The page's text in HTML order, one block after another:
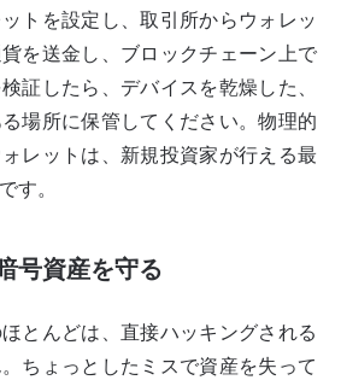
トを設定し、取引所からウォレッ
を送金し、ブロックチェーン上で
証したら、デバイスを乾燥した、
場所に保管してください。物理的
レットは、新規投資家が行える最
す。
号資産を守る
とんどは、直接ハッキングされる
ちょっとしたミスで資産を失って